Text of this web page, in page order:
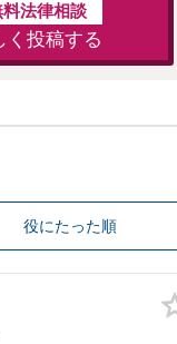
料法律相談
く投稿する
役にたった順